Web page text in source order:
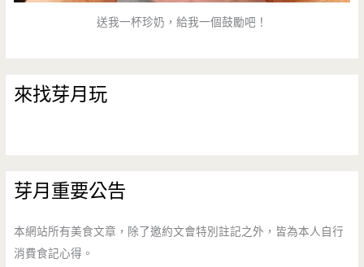
送我一杯珍奶，給我一個鼓勵吧！
來找芽月玩
芽月重要公告
本網站所有美食文章，除了邀約文會特別註記之外，皆為本人自行
消費食記心得。